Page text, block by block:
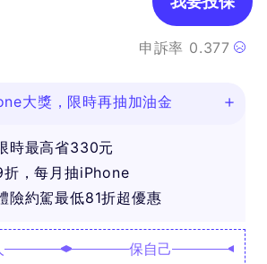
申訴率 0.377
大獎，限時再抽加油金
時最高省330元
，每月抽iPhone
險約駕最低81折超優惠
保自己